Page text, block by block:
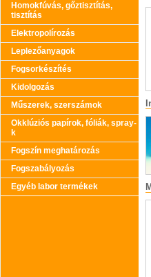
Homokfúvás, gőztisztítás,
tisztítás
Elektropolírozás
Leplezőanyagok
Fogsorkészítés
Kidolgozás
Műszerek, szerszámok
Okklúziós papírok, fóliák, spray-
k
Fogszín meghatározás
Fogszabályozás
Egyéb labor termékek